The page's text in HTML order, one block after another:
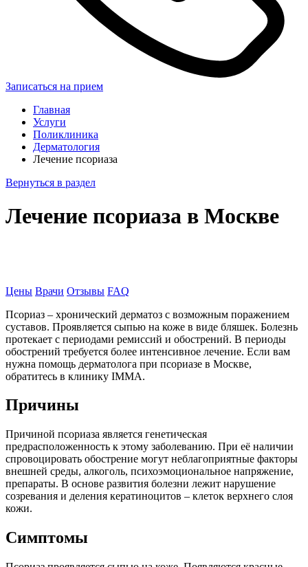
Записаться на прием
Главная
Услуги
Поликлиника
Дерматология
Лечение псориаза
Вернуться в раздел
Лечение псориаза в Москве
Цены Врачи Отзывы FAQ
Псориаз – хронический дерматоз с возможным поражением
суставов. Проявляется сыпью на коже в виде бляшек. Болезнь
протекает с периодами ремиссий и обострений. В периоды
обострений требуется более интенсивное лечение. Если вам
нужна помощь дерматолога при псориазе в Москве,
обратитесь в клинику IMMA.
Причины
Причиной псориаза является генетическая
предрасположенность к этому заболеванию. При её наличии
спровоцировать обострение могут неблагоприятные факторы
внешней среды, алкоголь, психоэмоциональное напряжение,
препараты. В основе развития болезни лежит нарушение
созревания и деления кератиноцитов – клеток верхнего слоя
кожи.
Симптомы